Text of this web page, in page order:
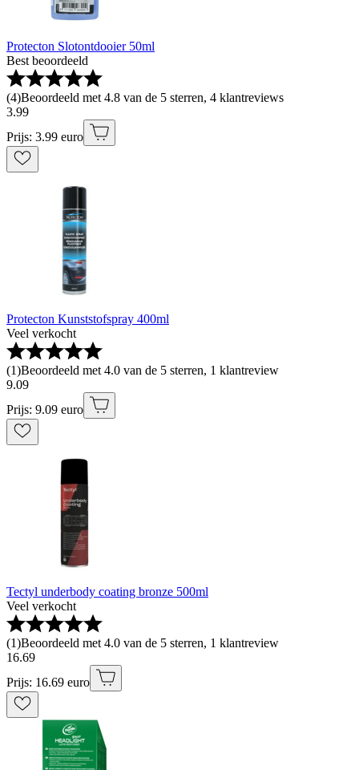
Protecton Slotontdooier 50ml
Best beoordeeld
(4)Beoordeeld met 4.8 van de 5 sterren, 4 klantreviews
3.99
Prijs: 3.99 euro
Protecton Kunststofspray 400ml
Veel verkocht
(1)Beoordeeld met 4.0 van de 5 sterren, 1 klantreview
9.09
Prijs: 9.09 euro
Tectyl underbody coating bronze 500ml
Veel verkocht
(1)Beoordeeld met 4.0 van de 5 sterren, 1 klantreview
16.69
Prijs: 16.69 euro